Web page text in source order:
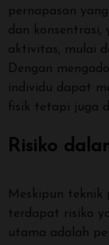
pernapasan
dan
aktivitas, mulai
Dengan
individu dapat
fisik tetapi juga
Risiko
Meskipun
terdapat risiko
utama adalah